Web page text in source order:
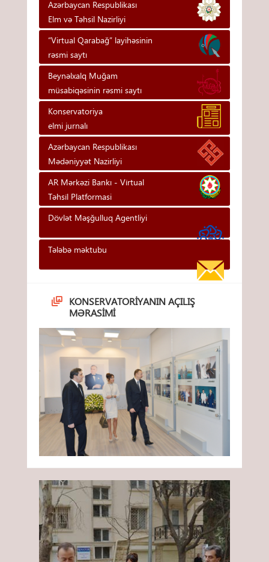
Azərbaycan Respublikası
Elm və Təhsil Nazirliyi
“Virtual Qarabağ” layihəsinin
rəsmi saytı
Beynəlxalq Muğam
müsabiqəsinin rəsmi saytı
Konservatoriya
elmi jurnalı
Azərbaycan Respublikası
Mədəniyyət Nazirliyi
AR Mərkəzi Bankı - Vi̇rtual
Təhsi̇l Platformasi
Dövlət Məşğulluq Agentliyi
Tələbə məktubu
KONSERVATORIYANIN AÇILIŞ
MƏRASIMI